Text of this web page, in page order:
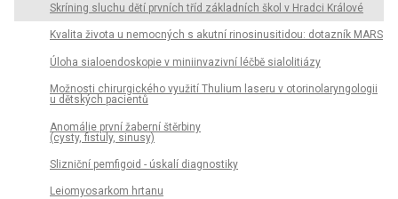
Skríning sluchu dětí prvních tříd základních škol v Hradci Králové
Kvalita života u nemocných s akutní rinosinusitidou: dotazník MARS
Úloha sialoendoskopie v miniinvazivní léčbě sialolitiázy
Možnosti chirurgického využití Thulium laseru v otorinolaryngologii
u dětských pacientů
Anomálie první žaberní štěrbiny
(cysty, fistuly, sinusy)
Slizniční pemfigoid - úskalí diagnostiky
Leiomyosarkom hrtanu